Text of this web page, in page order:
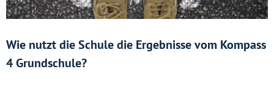
Wie nutzt die Schule die Ergebnisse vom Kompass
4 Grundschule?